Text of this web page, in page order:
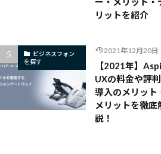
リットを紹介
ビジネスフォン
を探す
2021年12月20日
【2021年】
UXの料金や評
導入のメリット
メリットを徹底
説！